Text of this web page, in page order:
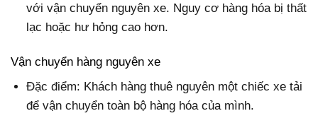
với vận chuyển nguyên xe. Nguy cơ hàng hóa bị thất
lạc hoặc hư hỏng cao hơn.
Vận chuyển hàng nguyên xe
Đặc điểm: Khách hàng thuê nguyên một chiếc xe tải
để vận chuyển toàn bộ hàng hóa của mình.